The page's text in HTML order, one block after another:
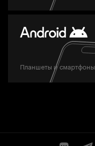
Планшеты и смартфоны